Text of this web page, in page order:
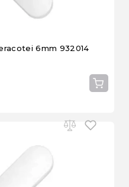
6mm 932014